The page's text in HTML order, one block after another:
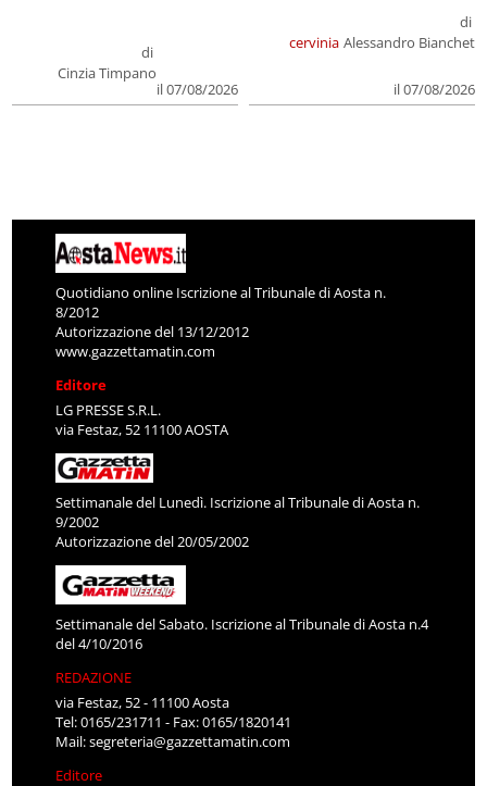
di
Cinzia Timpano
il 07/08/2026
cervinia
di
Alessandro Bianchet
il 07/08/2026
Quotidiano online Iscrizione al Tribunale di Aosta n.
8/2012
Autorizzazione del 13/12/2012
www.gazzettamatin.com
Editore
LG PRESSE S.R.L.
via Festaz, 52 11100 AOSTA
Settimanale del Lunedì. Iscrizione al Tribunale di Aosta n.
9/2002
Autorizzazione del 20/05/2002
Settimanale del Sabato. Iscrizione al Tribunale di Aosta n.4
del 4/10/2016
REDAZIONE
via Festaz, 52 - 11100 Aosta
Tel: 0165/231711 - Fax: 0165/1820141
Mail:segreteria@gazzettamatin.com
Editore